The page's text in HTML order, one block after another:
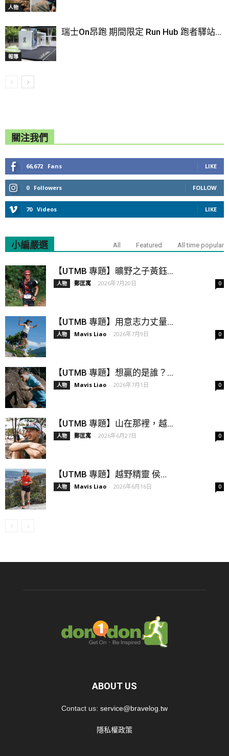
人物
報導
瑞士On昂跑 期間限定 Run Hub 跑者驛站...
關注我們
66,672 Fans LIKE
0 Followers FOLLOW
70 Videos LIKE
小編嚴選 All Featured All time popular
【UTMB 專題】曠野之子黃鈺...
人物 鄭匡寓 - 2026年7月20日 0
【UTMB 專題】用意志力丈量...
人物 Mavis Liao - 2026年7月9日 0
【UTMB 專題】想贏的是誰？...
人物 Mavis Liao - 2026年7月1日 0
【UTMB 專題】山在那裡，越...
人物 鄭匡寓 - 2026年6月27日 0
【UTMB 專題】越野精靈 侯...
人物 Mavis Liao - 2026年6月16日 0
ABOUT US
Contact us: service@bravelog.tw
隱私權政策